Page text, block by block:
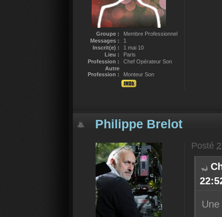
Groupe :
Membre Professionnel
Messages :
1
Inscrit(e) :
1 mai 10
Lieu :
Paris
Profession :
Chef Opérateur Son
Autre
Profession :
Monteur Son
Philippe Brelot
Posté